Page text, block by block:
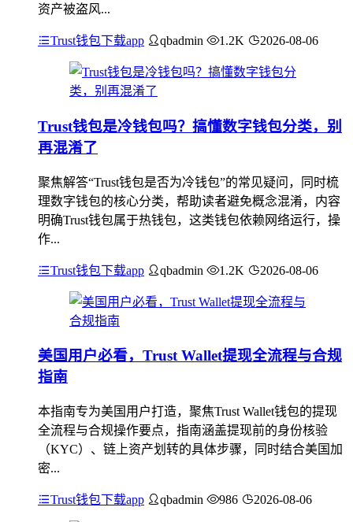
资产被盗风...
Trust钱包下载app qbadmin 1.2K 2026-08-06
Trust钱包是冷钱包吗？搞懂数字钱包分类，别
再混淆了
聚焦解答“Trust钱包是否为冷钱包”的常见疑问，同时梳
理数字钱包的核心分类，帮助读者避免概念混淆，内容
明确Trust钱包属于热钱包，这类钱包依赖网络运行，操
作...
Trust钱包下载app qbadmin 1.2K 2026-08-06
美国用户必看，Trust Wallet提现全流程与合规
指南
本指南专为美国用户打造，聚焦Trust Wallet钱包的提现
全流程与合规操作要点，指南涵盖提现前的身份核验
（KYC）、链上资产划转的具体步骤，同时结合美国加
密...
Trust钱包下载app qbadmin 986 2026-08-06